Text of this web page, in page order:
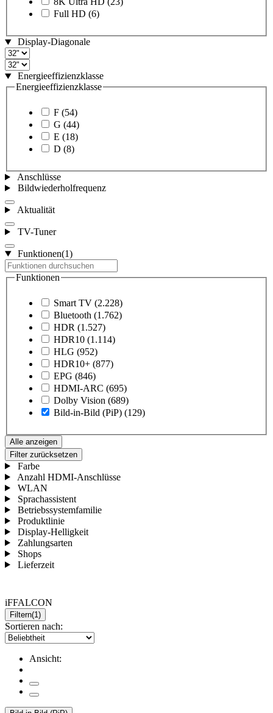
Full HD (6)
Display-Diagonale
Energieeffizienzklasse
Energieeffizienzklasse
F (54)
G (44)
E (18)
D (8)
Anschlüsse
Bildwiederholfrequenz
Aktualität
TV-Tuner
Funktionen(1)
Funktionen
Smart TV (2.228)
Bluetooth (1.762)
HDR (1.527)
HDR10 (1.114)
HLG (952)
HDR10+ (877)
EPG (846)
HDMI-ARC (695)
Dolby Vision (689)
Bild-in-Bild (PiP) (129)
Alle anzeigen
Filter zurücksetzen
Farbe
Anzahl HDMI-Anschlüsse
WLAN
Sprachassistent
Betriebssystemfamilie
Produktlinie
Display-Helligkeit
Zahlungsarten
Shops
Lieferzeit
iFFALCON
Filtern(1)
Sortieren nach:
Ansicht: